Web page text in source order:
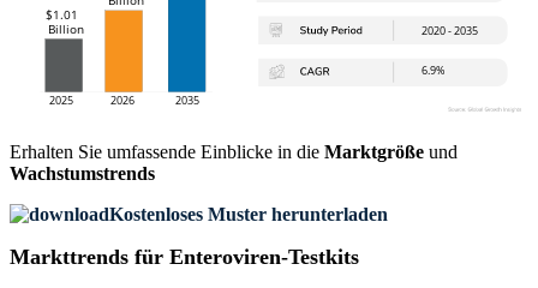
Erhalten Sie umfassende Einblicke in die Marktgröße und
Wachstumstrends
Kostenloses Muster herunterladen
Markttrends für Enteroviren-Testkits